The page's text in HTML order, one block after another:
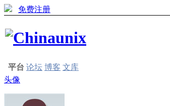
免费注册
平台 论坛 博客 文库
头像